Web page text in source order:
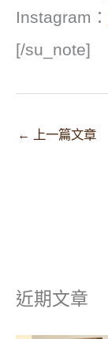
Instagram：
[/su_note]
← 上一篇文章
近期文章